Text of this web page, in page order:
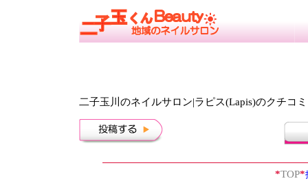
二子玉川のネイルサロン|ラピス(Lapis)のクチコミ
*TOP*